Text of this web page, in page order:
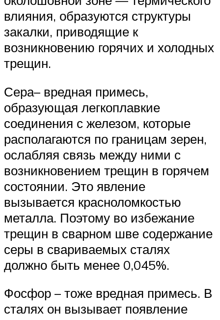
влияния, образуются структуры
закалки, приводящие к
возникновению горячих и холодных
трещин.
Сера– вредная примесь,
образующая легкоплавкие
соединения с железом, которые
располагаются по границам зерен,
ослабляя связь между ними с
возникновением трещин в горячем
состоянии. Это явление
вызывается красноломкостью
металла. Поэтому во избежание
трещин в сварном шве содержание
серы в свариваемых сталях
должно быть менее 0,045%.
Фосфор – тоже вредная примесь. В
сталях он вызывает появление